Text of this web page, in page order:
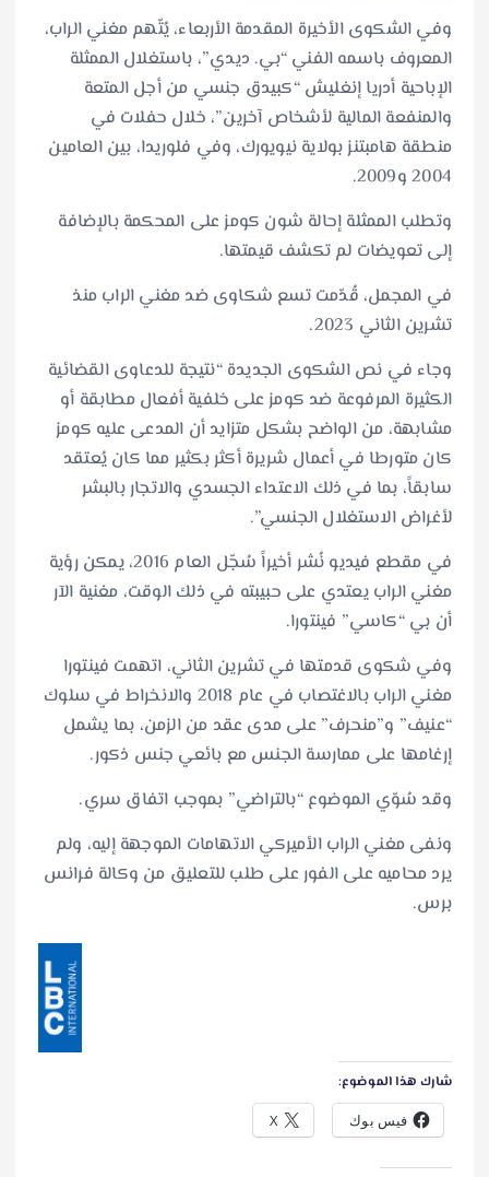
وفي الشكوى الأخيرة المقدمة الأربعاء، يُتّهم مغني الراب،
المعروف باسمه الفني “بي. ديدي”، باستغلال الممثلة
الإباحية أدريا إنغليش “كبيدق جنسي من أجل المتعة
والمنفعة المالية لأشخاص آخرين”، خلال حفلات في
منطقة هامبتنز بولاية نيويورك، وفي فلوريدا، بين العامين
2004 و2009.
وتطلب الممثلة إحالة شون كومز على المحكمة بالإضافة
إلى تعويضات لم تكشف قيمتها.
في المجمل، قُدّمت تسع شكاوى ضد مغني الراب منذ
تشرين الثاني 2023.
وجاء في نص الشكوى الجديدة “نتيجة للدعاوى القضائية
الكثيرة المرفوعة ضد كومز على خلفية أفعال مطابقة أو
مشابهة، من الواضح بشكل متزايد أن المدعى عليه كومز
كان متورطا في أعمال شريرة أكثر بكثير مما كان يُعتقد
سابقاً، بما في ذلك الاعتداء الجسدي والاتجار بالبشر
لأغراض الاستغلال الجنسي”.
في مقطع فيديو نُشر أخيراً سُجّل العام 2016، يمكن رؤية
مغني الراب يعتدي على حبيبته في ذلك الوقت، مغنية الآر
أن بي “كاسي” فينتورا.
وفي شكوى قدمتها في تشرين الثاني، اتهمت فينتورا
مغني الراب بالاغتصاب في عام 2018 والانخراط في سلوك
“عنيف” و”منحرف” على مدى عقد من الزمن، بما يشمل
إرغامها على ممارسة الجنس مع بائعي جنس ذكور.
وقد سُوّي الموضوع “بالتراضي” بموجب اتفاق سري.
ونفى مغني الراب الأميركي الاتهامات الموجهة إليه، ولم
يرد محاميه على الفور على طلب للتعليق من وكالة فرانس
برس.
شارك هذا الموضوع:
فيس بوك X